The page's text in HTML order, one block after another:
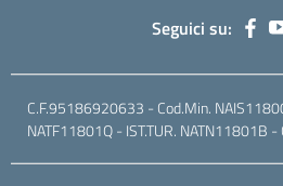
Seguici su:
C.F.95186920633 - Cod.Min.
NATF11801Q - IST.TUR. NATN11801B